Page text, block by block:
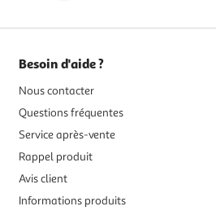
Besoin d'aide ?
Nous contacter
Questions fréquentes
Service après-vente
Rappel produit
Avis client
Informations produits